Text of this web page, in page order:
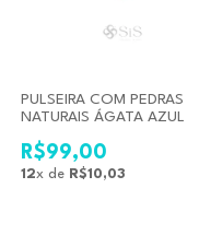
PULSEIRA COM PEDRAS
NATURAIS ÁGATA AZUL
R$99,00
12x de R$10,03